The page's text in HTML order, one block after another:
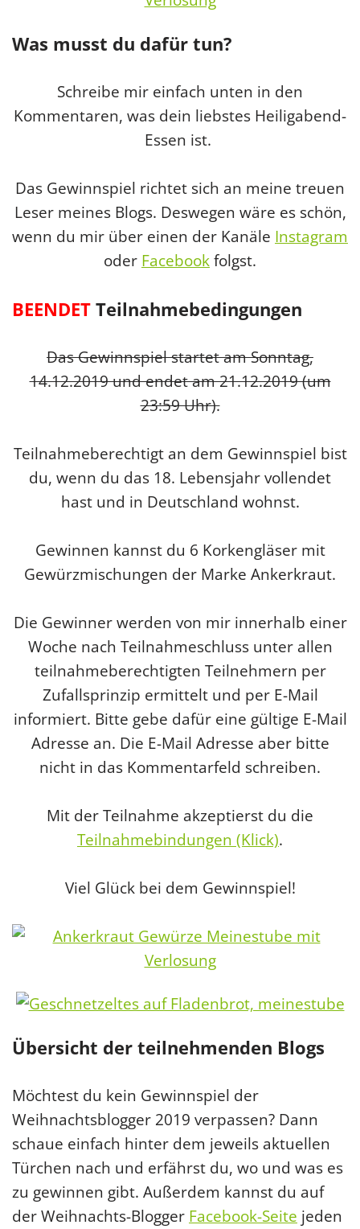
Was musst du dafür tun?
Schreibe mir einfach unten in den
Kommentaren, was dein liebstes Heiligabend-
Essen ist.
Das Gewinnspiel richtet sich an meine treuen
Leser meines Blogs. Deswegen wäre es schön,
wenn du mir über einen der Kanäle Instagram
oder Facebookfolgst.
BEENDET Teilnahmebedingungen
Das Gewinnspiel startet am Sonntag,
14.12.2019 und endet am 21.12.2019 (um
23:59 Uhr).
Teilnahmeberechtigt an dem Gewinnspiel bist
du, wenn du das 18. Lebensjahr vollendet
hast und in Deutschland wohnst.
Gewinnen kannst du 6 Korkengläser mit
Gewürzmischungen der Marke Ankerkraut.
Die Gewinner werden von mir innerhalb einer
Woche nach Teilnahmeschluss unter allen
teilnahmeberechtigten Teilnehmern per
Zufallsprinzip ermittelt und per E-Mail
informiert. Bitte gebe dafür eine gültige E-Mail
Adresse an. Die E-Mail Adresse aber bitte
nicht in das Kommentarfeld schreiben.
Mit der Teilnahme akzeptierst du die
Teilnahmebindungen (Klick).
Viel Glück bei dem Gewinnspiel!
Übersicht der teilnehmenden Blogs
Möchtest du kein Gewinnspiel der
Weihnachtsblogger 2019 verpassen? Dann
schaue einfach hinter dem jeweils aktuellen
Türchen nach und erfährst du, wo und was es
zu gewinnen gibt. Außerdem kannst du auf
der Weihnachts-Blogger Facebook-Seite jeden